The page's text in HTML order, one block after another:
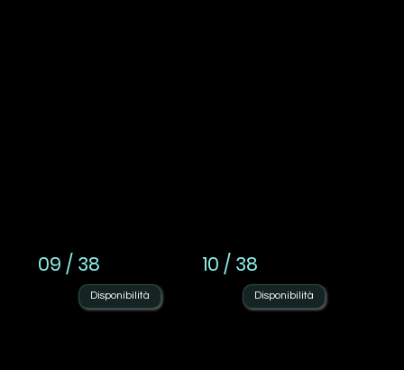
09 / 38
Disponibilità
10 / 38
Disponibilità